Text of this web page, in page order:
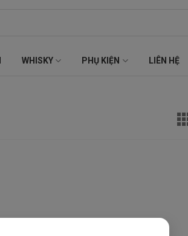
WHISKY PHỤ KIỆN LIÊN HỆ